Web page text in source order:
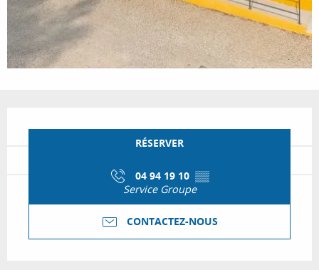
RÉSERVER
04 94 19 10 ▒▒
Service Groupe
CONTACTEZ-NOUS